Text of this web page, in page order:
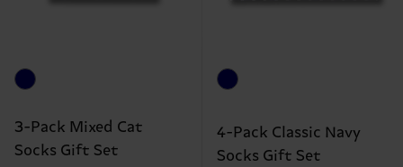
3-Pack Mixed Cat
Socks Gift Set
4-Pack Classic Navy
Socks Gift Set